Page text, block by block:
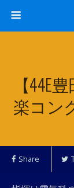
【44E
楽コン
Share